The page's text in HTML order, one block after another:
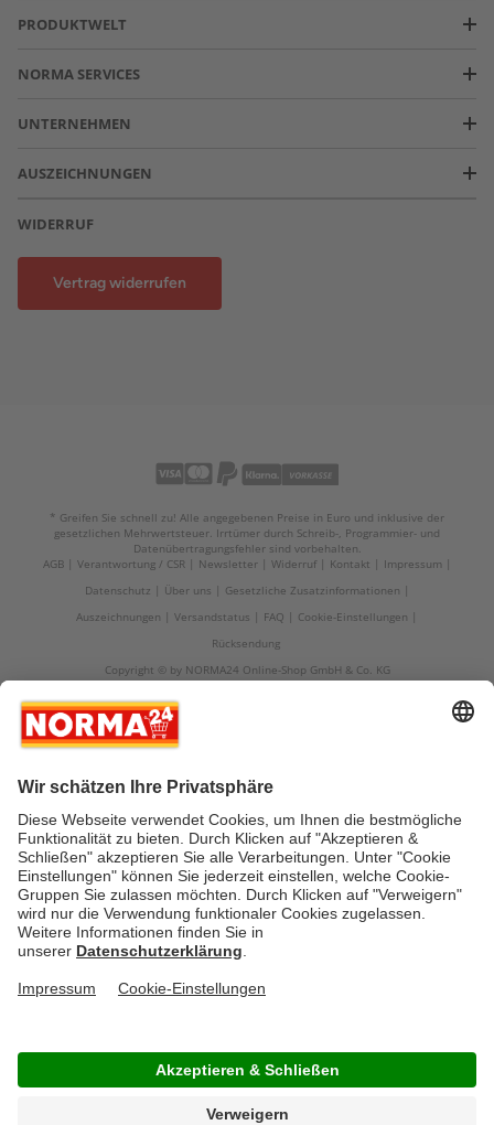
PRODUKTWELT
NORMA SERVICES
UNTERNEHMEN
AUSZEICHNUNGEN
WIDERRUF
Vertrag widerrufen
* Greifen Sie schnell zu! Alle angegebenen Preise in Euro und inklusive der
gesetzlichen Mehrwertsteuer. Irrtümer durch Schreib-, Programmier- und
Datenübertragungsfehler sind vorbehalten.
AGB
Verantwortung / CSR Newsletter Widerruf Kontakt
Impressum
Datenschutz
Über uns
Gesetzliche Zusatzinformationen
Auszeichnungen
Versandstatus FAQ
Cookie-Einstellungen
Rücksendung
Copyright © by NORMA24 Online-Shop GmbH & Co. KG